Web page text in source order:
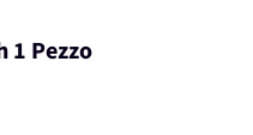
1 Pezzo